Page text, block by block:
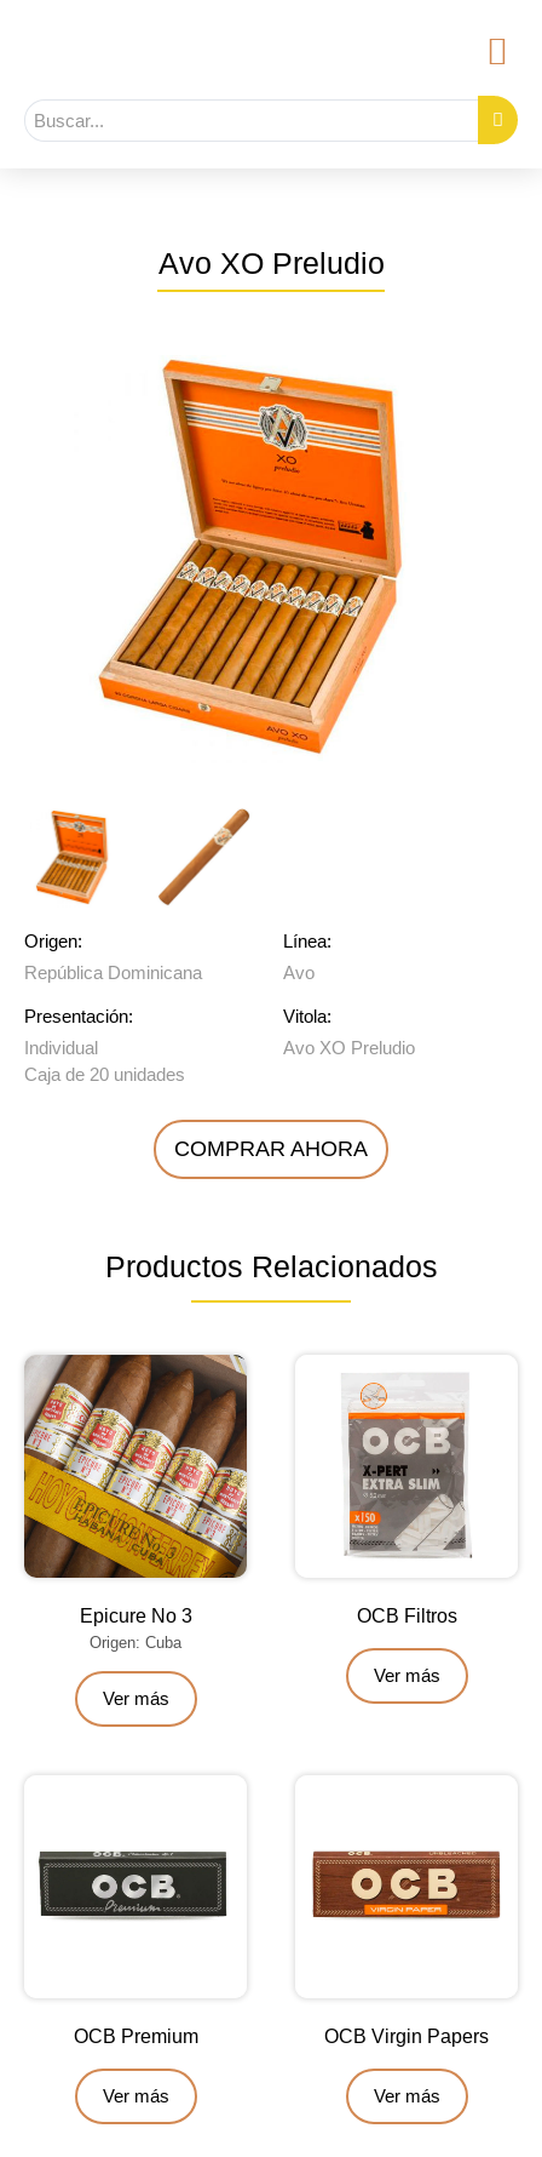
Avo XO Preludio
Origen:
República Dominicana
Presentación:
Individual
Caja de 20 unidades
Línea:
Avo
Vitola:
Avo XO Preludio
COMPRAR AHORA
Productos Relacionados
Epicure No 3
Origen: Cuba
Ver más
OCB Filtros
Ver más
OCB Premium
Ver más
OCB Virgin Papers
Ver más